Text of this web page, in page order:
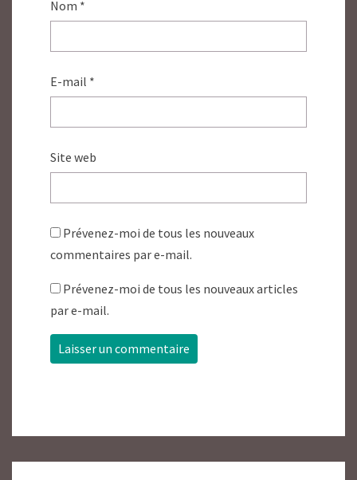
Nom *
E-mail *
Site web
Prévenez-moi de tous les nouveaux
commentaires par e-mail.
Prévenez-moi de tous les nouveaux articles
par e-mail.